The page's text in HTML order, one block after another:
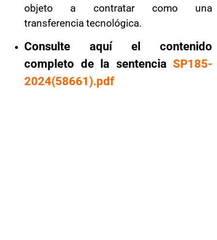
objeto a contratar como una
transferencia tecnológica.
Consulte aquí el contenido
completo de la sentencia SP185-
2024(58661).pdf